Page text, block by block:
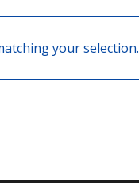
your selection.